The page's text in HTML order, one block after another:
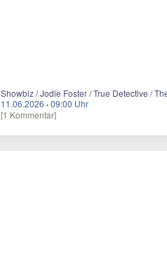
Showbiz / Jodie Foster / True Detective /
11.06.2026 ·09:00 Uhr
[1 Kommentar]